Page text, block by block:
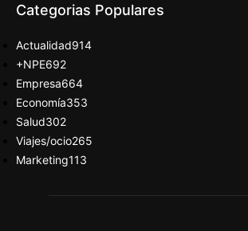
Categorias Populares
Actualidad914
+NPE692
Empresa664
Economía353
Salud302
Viajes/ocio265
Marketing113